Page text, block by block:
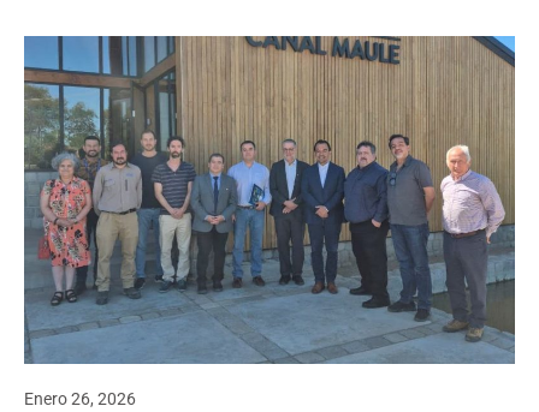
Enero 26, 2026